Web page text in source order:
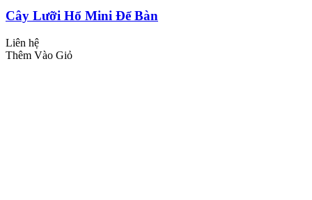
Cây Lưỡi Hổ Mini Để Bàn
Liên hệ
Thêm Vào Giỏ